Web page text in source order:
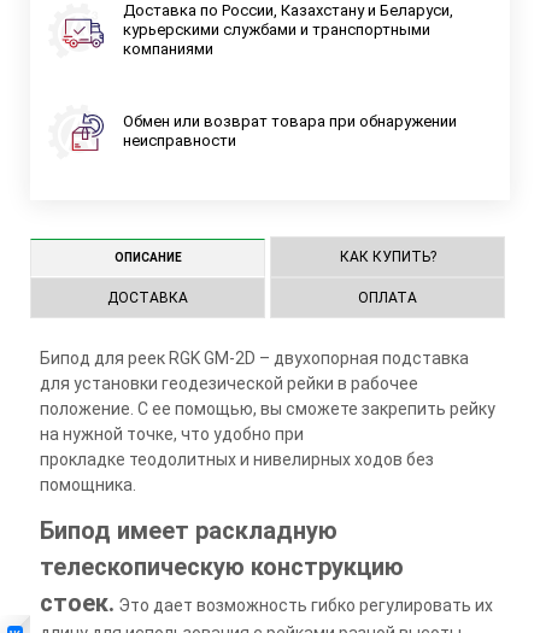
Доставка по России, Казахстану и Беларуси,
курьерскими службами и транспортными
компаниями
Обмен или возврат товара при обнаружении
неисправности
ОПИСАНИЕ КАК КУПИТЬ?
ДОСТАВКА ОПЛАТА
Бипод для реек RGK GM-2D – двухопорная подставка
для установки геодезической рейки в рабочее
положение. С ее помощью, вы сможете закрепить рейку
на нужной точке, что удобно при
прокладке теодолитных и нивелирных ходов без
помощника.
Бипод имеет раскладную
телескопическую конструкцию
стоек. Это дает возможность гибко регулировать их